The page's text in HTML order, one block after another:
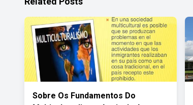
Sobre Os Fundamentos Do